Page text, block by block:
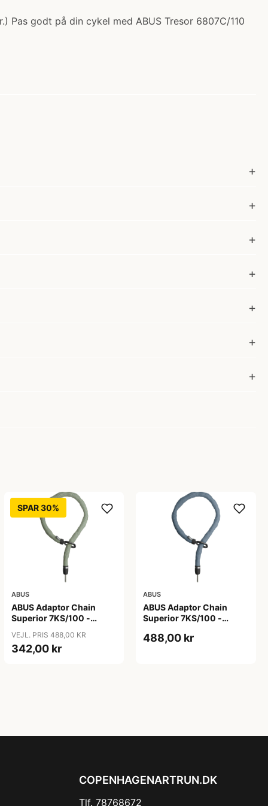
Pas godt på din cykel med ABUS Tresor 6807C/110
SPAR 30%
ABUS
ABUS Adaptor Chain
Superior 7KS/100 -
Green
VEJL. PRIS 488,00 KR
342,00 kr
ABUS
ABUS Adaptor Chain
Superior 7KS/100 -
488,00 kr
COPENHAGENARTRUN.DK
Tlf. 78768672